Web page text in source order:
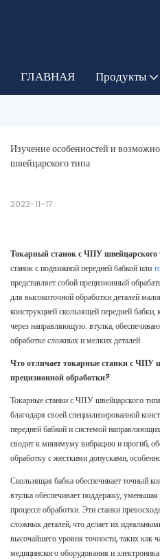
ГЛАВНАЯ Продукты
Изучение особенностей и
швейцарского типа
2023-11-17
Токарный станок с ЧПУ швейцарского
станок с подвижной передней бабкой или
представляет собой прецизионный
для высокоточной обработки деталей
конструкцией скользящей передней бабки,
через направляющую. втулка,
обработке сложных и мелких деталей.
Что отличает токарные станки с ЧПУ
прецизионной обработки?
Токарные станки с ЧПУ швейцарского
благодаря своей специализированной
передней бабкой и системой
сводит к минимуму вибрацию и прогиб,
обработку с жесткими допусками,
Скользящая бабка обеспечивает точный
втулка обеспечивает поддержку,
процессе обработки. Эти станки
сложных деталей, что делает их
высочайшего уровня точности, таких как
медицинского оборудования и электроника.